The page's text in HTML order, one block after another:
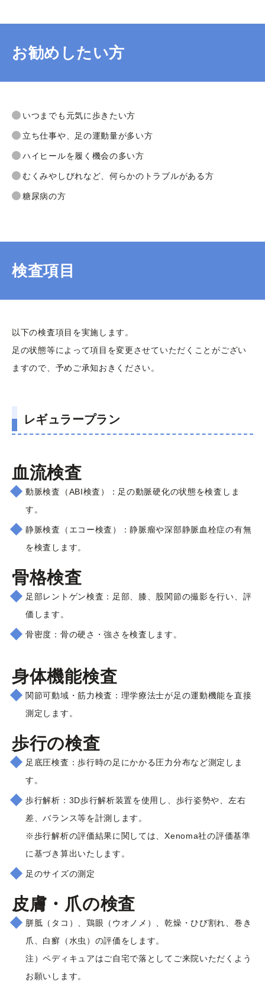
お勧めしたい方
いつまでも元気に歩きたい方
立ち仕事や、足の運動量が多い方
ハイヒールを履く機会の多い方
むくみやしびれなど、何らかのトラブルがある方
糖尿病の方
検査項目
以下の検査項目を実施します。
足の状態等によって項目を変更させていただくことがござい
ますので、予めご承知おきください。
レギュラープラン
血流検査
動脈検査（ABI検査）：足の動脈硬化の状態を検査しま
す。
静脈検査（エコー検査）：静脈瘤や深部静脈血栓症の有無
を検査します。
骨格検査
足部レントゲン検査：足部、膝、股関節の撮影を行い、評
価します。
骨密度：骨の硬さ・強さを検査します。
身体機能検査
関節可動域・筋力検査：理学療法士が足の運動機能を直接
測定します。
歩行の検査​
足底圧検査：歩行時の足にかかる圧力分布など測定しま
す。
歩行解析：3D歩行解析装置を使用し、歩行姿勢や、左右
差、バランス等を計測します。
※歩行解析の評価結果に関しては、Xenoma社の評価基準
に基づき算出いたします。
足のサイズの測定
皮膚・爪の検査
胼胝（タコ）、鶏眼（ウオノメ）、乾燥・ひび割れ、巻き
爪、白癬（水虫）の評価をします。
注）ペディキュアはご自宅で落としてご来院いただくよう
お願いします。